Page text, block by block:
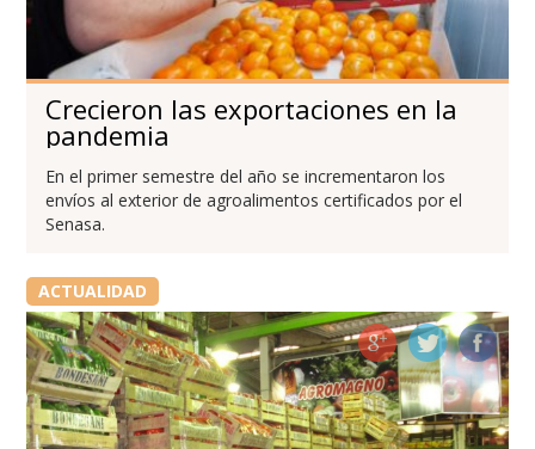
Crecieron las exportaciones en la
pandemia
En el primer semestre del año se incrementaron los
envíos al exterior de agroalimentos certificados por el
Senasa.
ACTUALIDAD